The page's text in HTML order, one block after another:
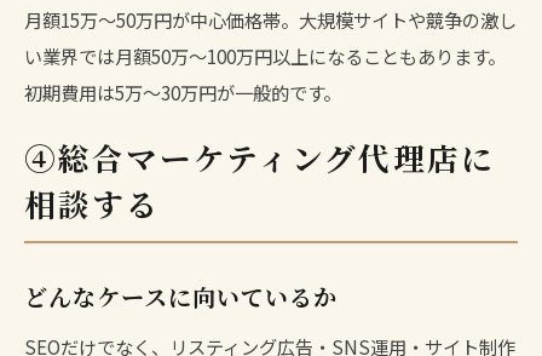
月額15万〜50万円が中心価格帯。大規模サイトや競争の激し
い業界では月額50万〜100万円以上になることもあります。
初期費用は5万〜30万円が一般的です。
④総合マーケティング代理店に
相談する
どんなケースに向いているか
SEOだけでなく、リスティング広告・SNS運用・サイト制作